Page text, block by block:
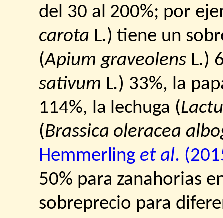
del 30 al 200%; por
carota L.) tiene un
(Apium graveolens L.)
sativum L.) 33%, la
114%, la lechuga (
(Brassica oleracea
Hemmerling et al.
50% para zanahorias
sobreprecio para